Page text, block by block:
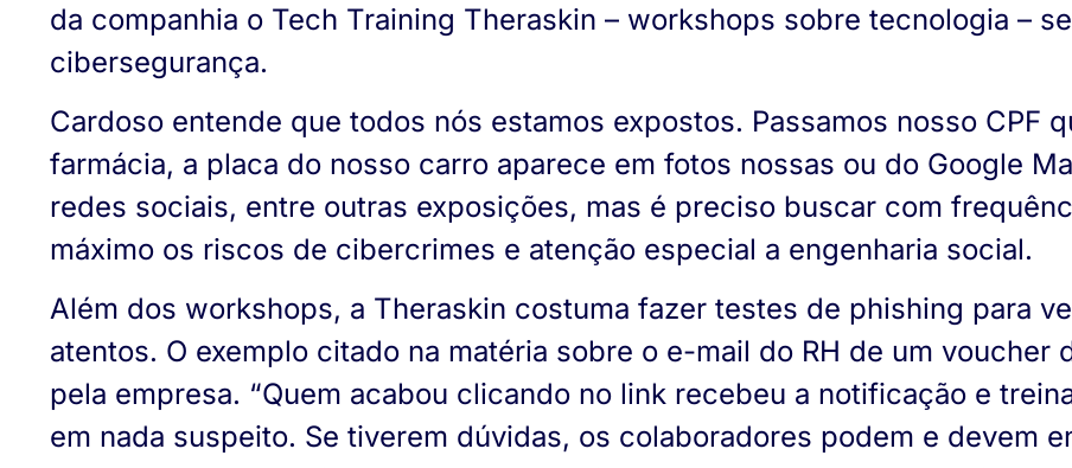
da companhia o Tech Training Theraskin – workshops sobre tecnologia –
cibersegurança.
Cardoso entende que todos nós estamos expostos. Passamos nosso CPF
farmácia, a placa do nosso carro aparece em fotos nossas ou do Google
redes sociais, entre outras exposições, mas é preciso buscar com
máximo os riscos de cibercrimes e atenção especial a engenharia social.
Além dos workshops, a Theraskin costuma fazer testes de phishing para
atentos. O exemplo citado na matéria sobre o e-mail do RH de um voucher
pela empresa. “Quem acabou clicando no link recebeu a notificação e
em nada suspeito. Se tiverem dúvidas, os colaboradores podem e devem